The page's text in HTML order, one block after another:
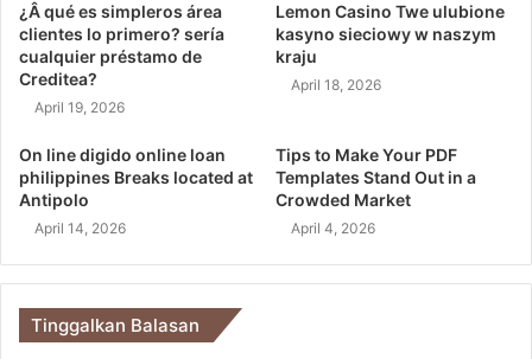
¿Â qué es simpleros área
clientes lo primero? serí­a
cualquier préstamo de
Creditea?
April 19, 2026
Lemon Casino Twe ulubione
kasyno sieciowy w naszym
kraju
April 18, 2026
On line digido online loan
philippines Breaks located at
Antipolo
April 14, 2026
Tips to Make Your PDF
Templates Stand Out in a
Crowded Market
April 4, 2026
Tinggalkan Balasan